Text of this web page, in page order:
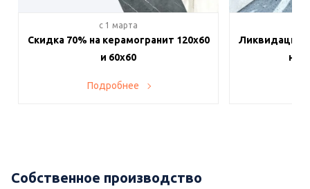
c 1 марта
Скидка 70% на керамогранит 120х60
и 60х60
Подробнее
Ликвидация
на
Собственное производство